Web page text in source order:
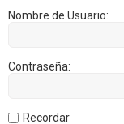
Nombre de Usuario:
Contraseña:
Recordar